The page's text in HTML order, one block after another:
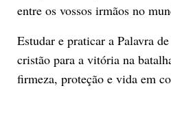
entre os vossos irmãos no
Estudar e praticar a Palavra
cristão para a vitória na
firmeza, proteção e vida em